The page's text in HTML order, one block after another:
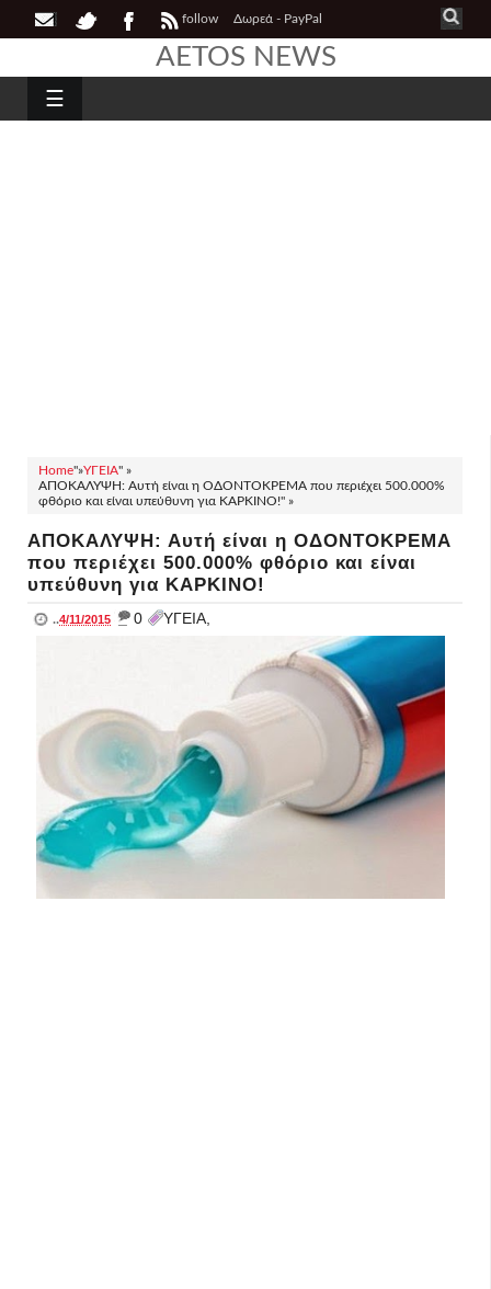
follow Δωρεά - PayPal
AETOS NEWS
☰
Home"»ΥΓΕΙΑ" »
ΑΠΟΚΑΛΥΨΗ: Αυτή είναι η ΟΔΟΝΤΟΚΡΕΜΑ που περιέχει 500.000%
φθόριο και είναι υπεύθυνη για ΚΑΡΚΙΝΟ!" »
ΑΠΟΚΑΛΥΨΗ: Αυτή είναι η ΟΔΟΝΤΟΚΡΕΜΑ
που περιέχει 500.000% φθόριο και είναι
υπεύθυνη για ΚΑΡΚΙΝΟ!
..4/11/2015 _ 0 ΥΓΕΙΑ,